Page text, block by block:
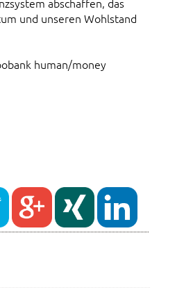
abschaffen, das
und unseren Wohlstand
human/money